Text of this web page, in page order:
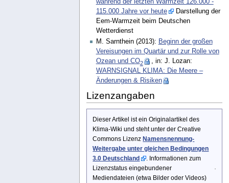
während der letzten Warmzeit 126.000 -
115.000 Jahre vor heute
Darstellung der
Eem-Warmzeit beim Deutschen
Wetterdienst
M. Sarnthein (2013): Beginn der großen
Vereisungen im Quartär und zur Rolle von
Ozean und CO2
, in: J. Lozan:
WARNSIGNAL KLIMA: Die Meere –
Änderungen & Risiken
Lizenzangaben
Dieser Artikel ist ein Originalartikel des
Klima-Wiki und steht unter der Creative
Commons Lizenz Namensnennung-
Weitergabe unter gleichen Bedingungen
3.0 Deutschland
. Informationen zum
Lizenzstatus eingebundener
Mediendateien (etwa Bilder oder Videos)